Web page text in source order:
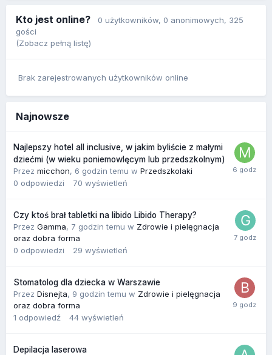
Kto jest online? 0 użytkowników, 0 anonimowych, 325
gości
(Zobacz pełną listę)
Brak zarejestrowanych użytkowników online
Najnowsze
Najlepszy hotel all inclusive, w jakim byliście z małymi
dziećmi (w wieku poniemowlęcym lub przedszkolnym)
Przez micchon, 6 godzin temu w Przedszkolaki
0 odpowiedzi 70 wyświetleń
Czy ktoś brał tabletki na libido Libido Therapy?
Przez Gamma, 7 godzin temu w Zdrowie i pielęgnacja
oraz dobra forma
0 odpowiedzi 29 wyświetleń
Stomatolog dla dziecka w Warszawie
Przez Disnejta, 9 godzin temu w Zdrowie i pielęgnacja
oraz dobra forma
1 odpowiedź 44 wyświetleń
Depilacja laserowa